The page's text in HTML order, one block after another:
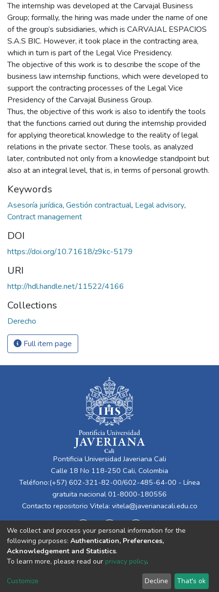
The internship was developed at the Carvajal Business
Group; formally, the hiring was made under the name of one
of the group’s subsidiaries, which is CARVAJAL ESPACIOS
S.A.S BIC. However, it took place in the contracting area,
which in turn is part of the Legal Vice Presidency.
The objective of this work is to describe the scope of the
business law internship functions, which were developed to
support the contracting processes of the Legal Vice
Presidency of the Carvajal Business Group.
Thus, the objective of this work is also to identify the tools
that the functions carried out during the internship provided
for applying theoretical knowledge to the reality of legal
relations in the private sector. These tools, as analyzed
later, contributed not only from a knowledge standpoint but
also at an integral level, that is, in terms of personal growth.
Keywords
Asesoría jurídica, Gestión contractual, Legal advisory,
Contract management
DOI
https://doi.org/10.71618/z9kc-5179
URI
http://hdl.handle.net/11522/4166
Collections
Derecho
Full item page
Pontificia Universidad Javeriana Cali
Calle 18 No 118-250 Cali, Colombia
Teléfono:(+57) 602-321-82-00/602-485-64-00 - Línea
gratuita nacional 01-8000-180556
Contacto repositorio Vitela: vitela@javerianacali.edu.co
Cookie
End User
Agreement
Send
Feedback
We collect and process your personal information for the
following purposes: Authentication, Preferences,
Acknowledgement and Statistics.
To learn more, please read our privacy policy.
Customize Decline That's ok